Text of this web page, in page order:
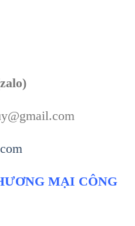
MẠI CÔNG